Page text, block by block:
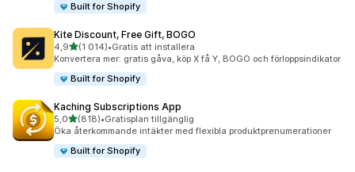
Built for Shopify
Kite Discount, Free Gift, BOGO
4,9av 5 stjärnor
(1 014)
1014 recensioner totalt
•Gratis att installera
Konvertera mer: gratis gåva, köp X få Y, BOGO och förloppsindikator
Built for Shopify
Kaching Subscriptions App
5,0av 5 stjärnor
(818)
818 recensioner totalt
•Gratisplan tillgänglig
Öka återkommande intäkter med flexibla produktprenumerationer
Built for Shopify